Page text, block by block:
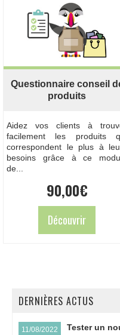
Questionnaire conseil
produits
Aidez vos clients à
facilement les produits
correspondent le plus à
besoins grâce à ce
de...
90,00€
Découvrir
DERNIÈRES ACTUS
11/08/2022 Tester un